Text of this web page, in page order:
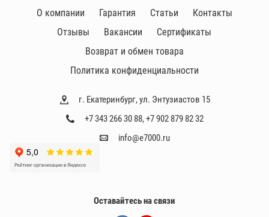
г. Екатеринбург, ул. Энтузиастов 15
+7 343 266 30 88,+7 902 879 82 32
info@e7000.ru
О компании Гарантия Статьи
Контакты
Отзывы
Вакансии
Сертификаты
Возврат и обмен товара
Политика конфиденциальности
Оставайтесь на связи